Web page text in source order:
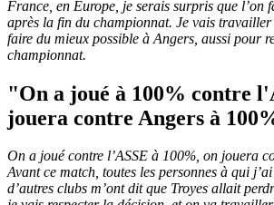
France, en Europe, je serais surpris que l’on
après la fin du championnat. Je vais travailler
faire du mieux possible à Angers, aussi pour
championnat.
"On a joué à 100% contre
jouera contre Angers à
On a joué contre l’ASSE à 100%, on jouera
Avant ce match, toutes les personnes à qui
d’autres clubs m’ont dit que Troyes allait